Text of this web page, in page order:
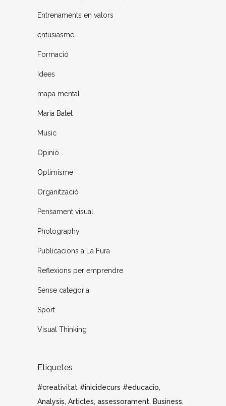
Entrenaments en valors
entusiasme
Formació
Idees
mapa mental
Maria Batet
Music
Opinió
Optimisme
Organització
Pensament visual
Photography
Publicacions a La Fura
Reflexions per emprendre
Sense categoria
Sport
Visual Thinking
Etiquetes
#creativitat #inicidecurs #educacio
Analysis Articles assessorament Business